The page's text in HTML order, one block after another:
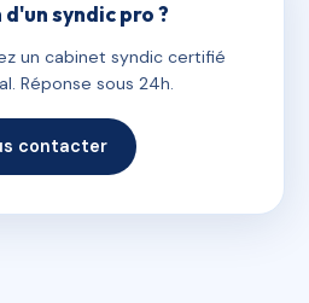
d'un syndic pro ?
un cabinet syndic certifié
Réponse sous 24h.
contacter